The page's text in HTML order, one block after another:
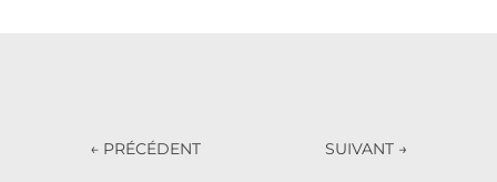
← PRÉCÉDENT SUIVANT →